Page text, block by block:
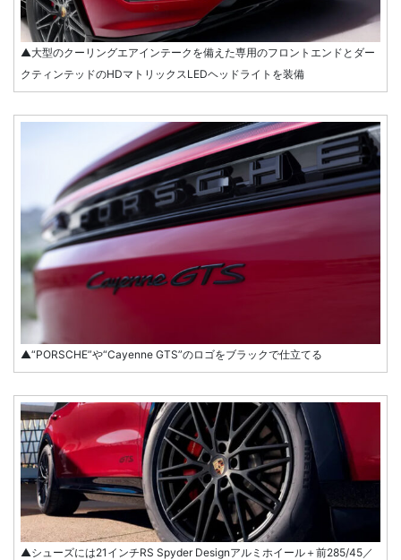
▲大型のクーリングエアインテークを備えた専用のフロントエンドとダー
クティンテッドのHDマトリックスLEDヘッドライトを装備
▲“PORSCHE”や“Cayenne GTS”のロゴをブラックで仕立てる
▲シューズには21インチRS Spyder Designアルミホイール＋前285/45／